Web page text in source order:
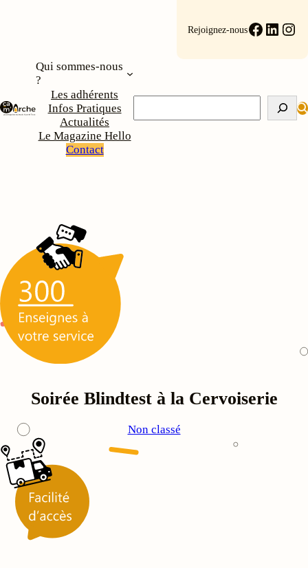
Rejoignez-nous
Qui sommes-nous
?
Les adhérents
Infos Pratiques
Actualités
Le Magazine Hello
Contact
Soirée Blindtest à la Cervoiserie
Non classé